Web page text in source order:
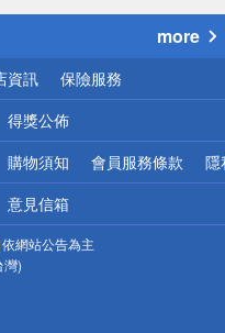
more
資訊 保險服務
得獎公佈
購物須知 會員服務條款 隱
意見信箱
網站公告為主
灣)